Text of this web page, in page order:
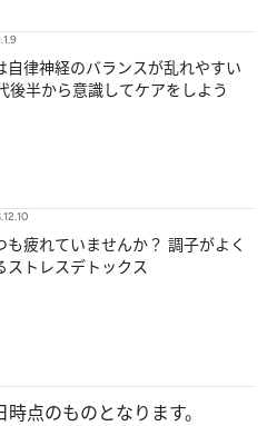
自律神経のバランスが乱れやすい
後半から意識してケアをしよう
疲れていませんか？ 調子がよく
ストレスデトックス
点のものとなります。